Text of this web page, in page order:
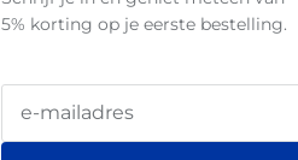
5% korting op je eerste bestelling.